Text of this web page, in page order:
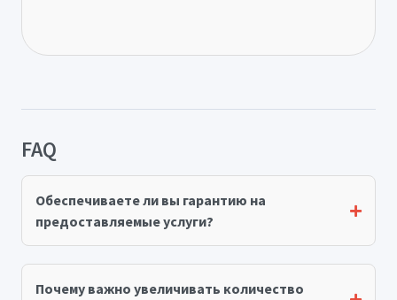
FAQ
Обеспечиваете ли вы гарантию на
предоставляемые услуги?
Почему важно увеличивать количество